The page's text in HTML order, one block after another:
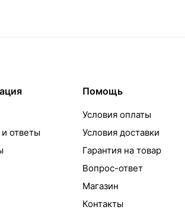
ответы
Помощь
Условия оплаты
Условия доставки
Гарантия на товар
Вопрос-ответ
Магазин
Контакты